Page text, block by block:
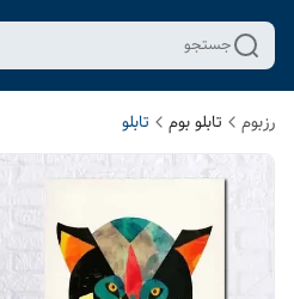
جستجو
رزبوم تابلو بوم تابلو